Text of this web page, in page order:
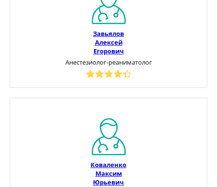
Завьялов
Алексей
Егорович
Анестезиолог-реаниматолог
Коваленко
Максим
Юрьевич